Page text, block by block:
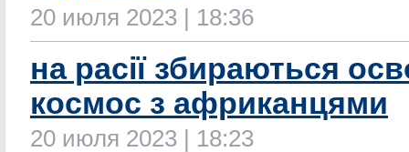
20 июля 2023 | 18:36
на расії збираються
космос з африканцями
20 июля 2023 | 18:23